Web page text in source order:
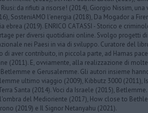
da rifiuti a risorse! (2014), Giorgio Nissim, una
SosteniAMO l'energia (2018), Da Mogador a
ebrea (2019). ENRICO CATASSI - Storico e
per diversi quotidiani online. Svolgo progetti di
nei Paesi in via di sviluppo. Curatore del
di aver contribuito, in piccola parte, ad Hamas
(2011). E, ovviamente, alla realizzazione di
e Gerusalemme. Gli autori insieme
ultimo viaggio (2009), Kibbutz 3000 (2011),
Santa (2014). Voci da Israele (2015),
del Medioriente (2017), How close to
(2019) e Il Signor Netanyahu (2021).